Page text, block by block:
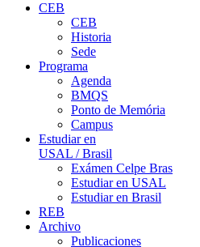
CEB
CEB
Historia
Sede
Programa
Agenda
BMQS
Ponto de Memória
Campus
Estudiar en
USAL / Brasil
Exámen Celpe Bras
Estudiar en USAL
Estudiar en Brasil
REB
Archivo
Publicaciones